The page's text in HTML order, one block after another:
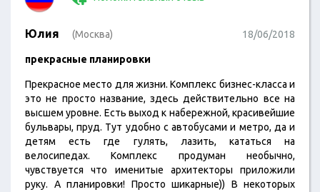
Юлия (Москва) 18/06/2018
прекрасные планировки
Прекрасное место для жизни. Комплекс бизнес-класса и
это не просто название, здесь действительно все на
высшем уровне. Есть выход к набережной, красивейшие
бульвары, пруд. Тут удобно с автобусами и метро, да и
детям есть где гулять, лазить, кататься на
велосипедах. Комплекс продуман необычно,
чувствуется что именитые архитекторы приложили
руку. А планировки! Просто шикарные)) В некоторых